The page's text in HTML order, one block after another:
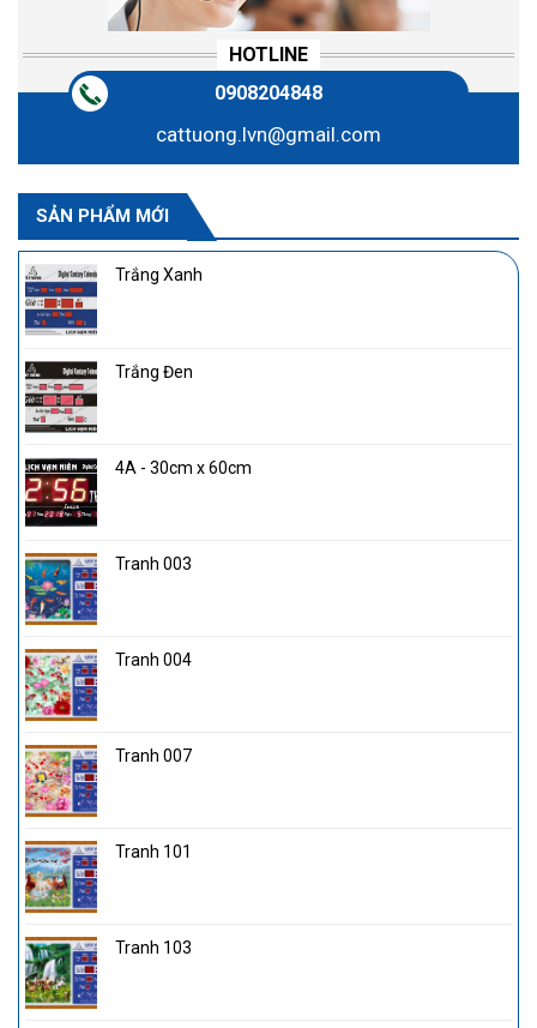
HOTLINE
0908204848
cattuong.lvn@gmail.com
SẢN PHẨM MỚI
Trắng Xanh
Trắng Đen
4A - 30cm x 60cm
Tranh 003
Tranh 004
Tranh 007
Tranh 101
Tranh 103